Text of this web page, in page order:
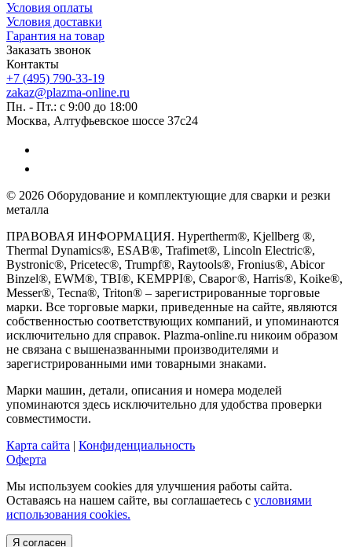
Условия оплаты
Условия доставки
Гарантия на товар
Заказать звонок
Контакты
+7 (495) 790-33-19
zakaz@plazma-online.ru
Пн. - Пт.: с 9:00 до 18:00
Москва, Алтуфьевское шоссе 37с24
© 2026 Оборудование и комплектующие для сварки и резки
металла
ПРАВОВАЯ ИНФОРМАЦИЯ. Hypertherm®, Kjellberg ®,
Thermal Dynamics®, ESAB®, Trafimet®, Lincoln Electric®,
Bystronic®, Pricetec®, Trumpf®, Raytools®, Fronius®, Abicor
Binzel®, EWM®, TBI®, KEMPPI®, Сварог®, Harris®, Koike®,
Messer®, Tecna®, Triton® – зарегистрированные торговые
марки. Все торговые марки, приведенные на сайте, являются
собственностью соответствующих компаний, и упоминаются
исключительно для справок. Plazma-online.ru никоим образом
не связана с вышеназванными производителями и
зарегистрированными ими товарными знаками.
Марки машин, детали, описания и номера моделей
упоминаются здесь исключительно для удобства проверки
совместимости.
Карта сайта | Конфиденциальность
Оферта
Мы используем cookies для улучшения работы сайта.
Оставаясь на нашем сайте, вы соглашаетесь с условиями
использования cookies.
Я согласен